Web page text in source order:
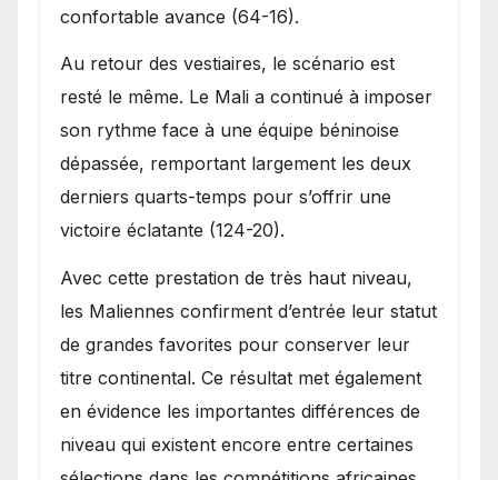
confortable avance (64-16).
Au retour des vestiaires, le scénario est
resté le même. Le Mali a continué à imposer
son rythme face à une équipe béninoise
dépassée, remportant largement les deux
derniers quarts-temps pour s’offrir une
victoire éclatante (124-20).
Avec cette prestation de très haut niveau,
les Maliennes confirment d’entrée leur statut
de grandes favorites pour conserver leur
titre continental. Ce résultat met également
en évidence les importantes différences de
niveau qui existent encore entre certaines